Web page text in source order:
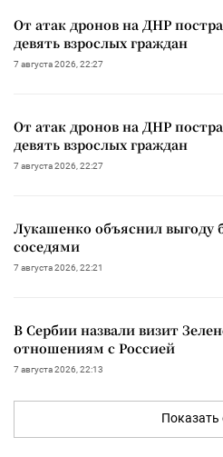
От атак дронов на ДНР
девять взрослых граждан
7 августа 2026, 22:27
От атак дронов на ДНР
девять взрослых граждан
7 августа 2026, 22:27
Лукашенко объяснил выгоду
соседями
7 августа 2026, 22:21
В Сербии назвали визит
отношениям с Россией
7 августа 2026, 22:13
Показать